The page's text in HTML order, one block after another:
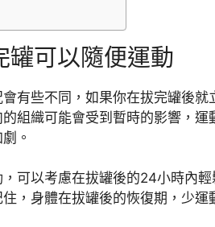
罐可以隨便運動
有些不同，如果你在拔完罐後
組織可能會受到暫時的影響，
。
可以考慮在拔罐後的24小時內
，身體在拔罐後的恢復期，少運